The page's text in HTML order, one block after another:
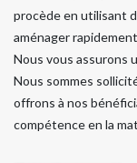
procède en utilisant
aménager
Nous vous assurons
Nous sommes
offrons à nos
compétence en la